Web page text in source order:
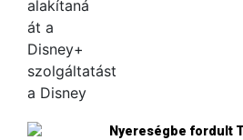
Nyereségbe fordult